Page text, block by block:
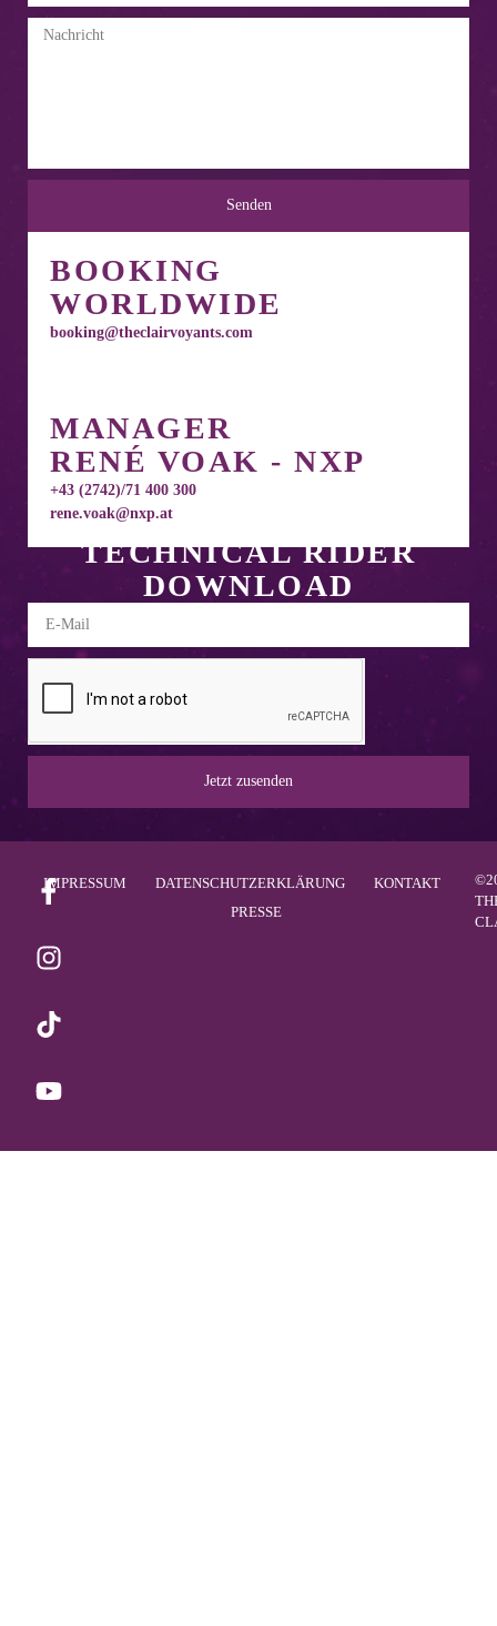
Senden
BOOKING
WORLDWIDE
booking@theclairvoyants.com
MANAGER
RENÉ VOAK - NXP
+43 (2742)/71 400 300
rene.voak@nxp.at
TECHNICAL RIDER
DOWNLOAD
Jetzt zusenden
IMPRESSUM DATENSCHUTZERKLÄRUNG
KONTAKT
PRESSE